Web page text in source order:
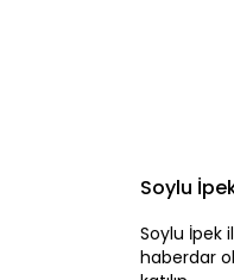
Soylu
Soylu İpek
haberdar